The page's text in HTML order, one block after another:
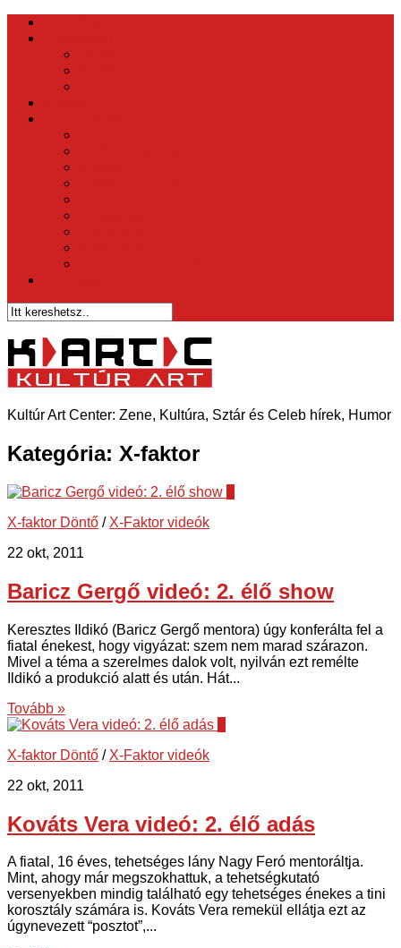
Kultúr Art Center: Zene, Kultúra, Sztár és Celeb hírek, Humor
Kategória: X-faktor
X-faktor Döntő / X-Faktor videók
22 okt, 2011
Baricz Gergő videó: 2. élő show
Keresztes Ildikó (Baricz Gergő mentora) úgy konferálta fel a
fiatal énekest, hogy vigyázat: szem nem marad szárazon.
Mivel a téma a szerelmes dalok volt, nyilván ezt remélte
Ildikó a produkció alatt és után. Hát...
Tovább »
X-faktor Döntő / X-Faktor videók
22 okt, 2011
Kováts Vera videó: 2. élő adás
A fiatal, 16 éves, tehetséges lány Nagy Feró mentoráltja.
Mint, ahogy már megszokhattuk, a tehetségkutató
versenyekben mindig található egy tehetséges énekes a tini
korosztály számára is. Kováts Vera remekül ellátja ezt az
úgynevezett “posztot”,...